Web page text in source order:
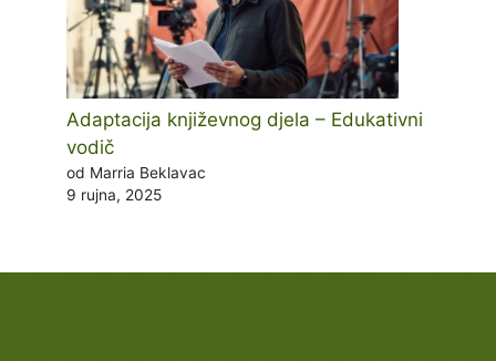
Adaptacija književnog djela – Edukativni
vodič
od Marria Beklavac
9 rujna, 2025